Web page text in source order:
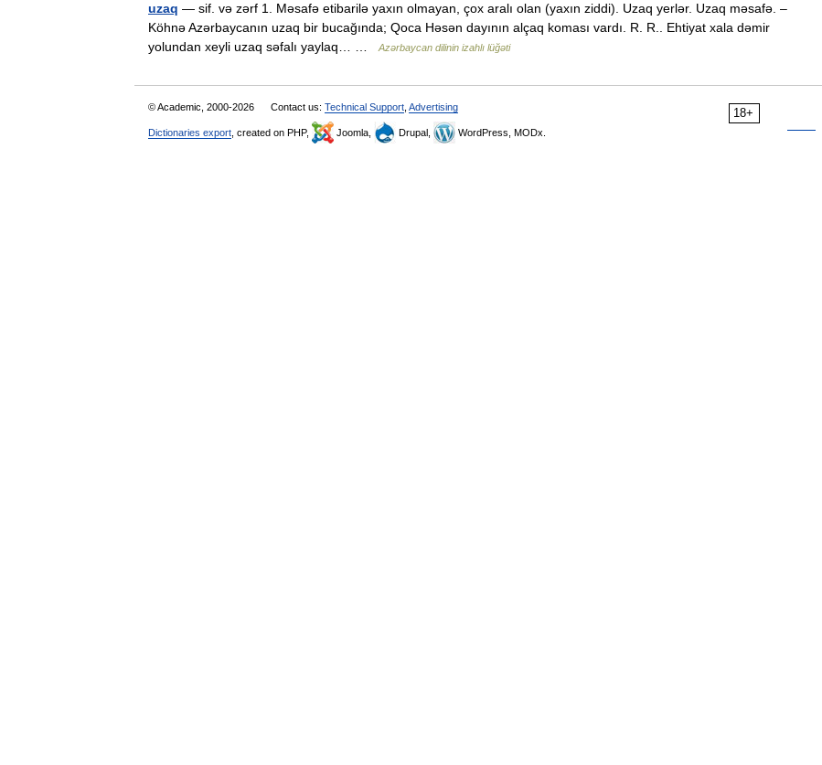
uzaq — sif. və zərf 1. Məsafə etibarilə yaxın olmayan, çox aralı olan (yaxın ziddi). Uzaq yerlər. Uzaq məsafə. –
Köhnə Azərbaycanın uzaq bir bucağında; Qoca Həsən dayının alçaq koması vardı. R. R.. Ehtiyat xala dəmir
yolundan xeyli uzaq səfalı yaylaq… …
Azərbaycan dilinin izahlı lüğəti
18+
© Academic, 2000-2026 Contact us: Technical Support Advertising
Dictionaries export , created on PHP, Joomla, Drupal, WordPress, MODx.